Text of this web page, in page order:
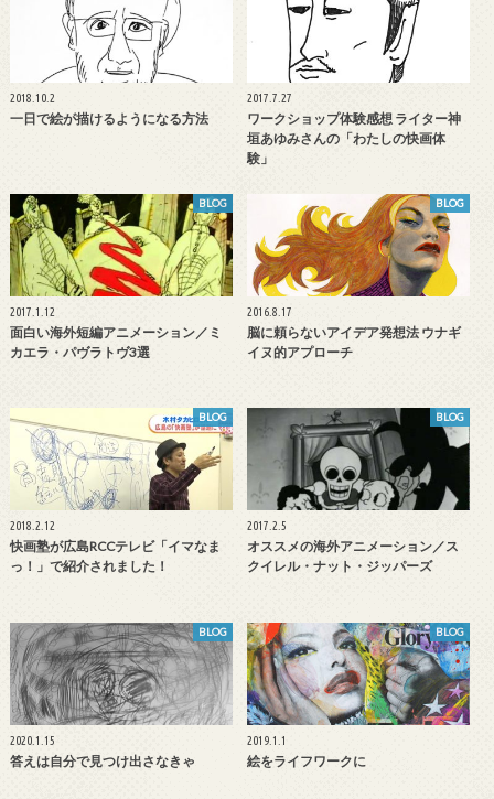
2018.10.2
一日で絵が描けるようになる方法
2017.7.27
ワークショップ体験感想 ライター神
垣あゆみさんの「わたしの快画体
験」
BLOG
2017.1.12
面白い海外短編アニメーション／ミ
カエラ・パヴラトヴ3選
BLOG
2016.8.17
脳に頼らないアイデア発想法 ウナギ
イヌ的アプローチ
BLOG
2018.2.12
快画塾が広島RCCテレビ「イマなま
っ！」で紹介されました！
BLOG
2017.2.5
オススメの海外アニメーション／ス
クイレル・ナット・ジッパーズ
BLOG
2020.1.15
答えは自分で見つけ出さなきゃ
BLOG
2019.1.1
絵をライフワークに